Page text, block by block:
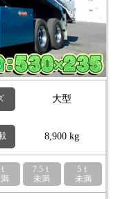
大型
8,900 kg
7.5ｔ
未満
5ｔ
未満